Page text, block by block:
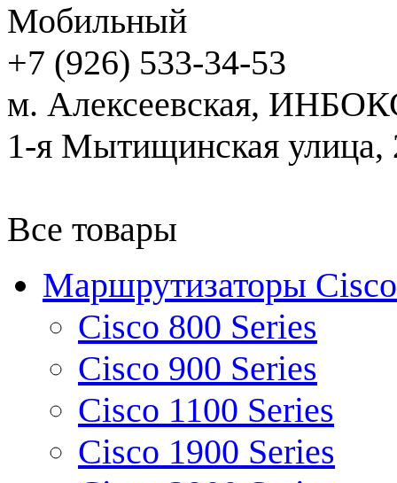
Мобильный
+7 (926) 533-34-53
м. Алексеевская,
1-я Мытищинская улица,
Все товары
Маршрутизаторы Cisco
Cisco 800 Series
Cisco 900 Series
Cisco 1100 Series
Cisco 1900 Series